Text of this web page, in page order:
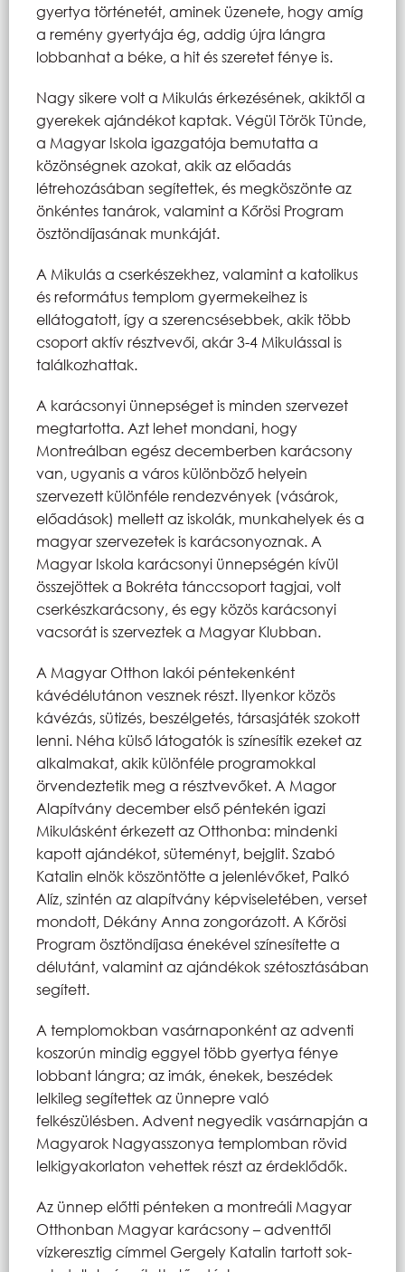
gyertya történetét, aminek üzenete, hogy amíg
a remény gyertyája ég, addig újra lángra
lobbanhat a béke, a hit és szeretet fénye is.
Nagy sikere volt a Mikulás érkezésének, akiktől a
gyerekek ajándékot kaptak. Végül Török Tünde,
a Magyar Iskola igazgatója bemutatta a
közönségnek azokat, akik az előadás
létrehozásában segítettek, és megköszönte az
önkéntes tanárok, valamint a Kőrösi Program
ösztöndíjasának munkáját.
A Mikulás a cserkészekhez, valamint a katolikus
és református templom gyermekeihez is
ellátogatott, így a szerencsésebbek, akik több
csoport aktív résztvevői, akár 3-4 Mikulással is
találkozhattak.
A karácsonyi ünnepséget is minden szervezet
megtartotta. Azt lehet mondani, hogy
Montreálban egész decemberben karácsony
van, ugyanis a város különböző helyein
szervezett különféle rendezvények (vásárok,
előadások) mellett az iskolák, munkahelyek és a
magyar szervezetek is karácsonyoznak. A
Magyar Iskola karácsonyi ünnepségén kívül
összejöttek a Bokréta tánccsoport tagjai, volt
cserkészkarácsony, és egy közös karácsonyi
vacsorát is szerveztek a Magyar Klubban.
A Magyar Otthon lakói péntekenként
kávédélutánon vesznek részt. Ilyenkor közös
kávézás, sütizés, beszélgetés, társasjáték szokott
lenni. Néha külső látogatók is színesítik ezeket az
alkalmakat, akik különféle programokkal
örvendeztetik meg a résztvevőket. A Magor
Alapítvány december első péntekén igazi
Mikulásként érkezett az Otthonba: mindenki
kapott ajándékot, süteményt, bejglit. Szabó
Katalin elnök köszöntötte a jelenlévőket, Palkó
Alíz, szintén az alapítvány képviseletében, verset
mondott, Dékány Anna zongorázott. A Kőrösi
Program ösztöndíjasa énekével színesítette a
délutánt, valamint az ajándékok szétosztásában
segített.
A templomokban vasárnaponként az adventi
koszorún mindig eggyel több gyertya fénye
lobbant lángra; az imák, énekek, beszédek
lelkileg segítettek az ünnepre való
felkészülésben. Advent negyedik vasárnapján a
Magyarok Nagyasszonya templomban rövid
lelkigyakorlaton vehettek részt az érdeklődők.
Az ünnep előtti pénteken a montreáli Magyar
Otthonban Magyar karácsony – adventtől
vízkeresztig címmel Gergely Katalin tartott sok-